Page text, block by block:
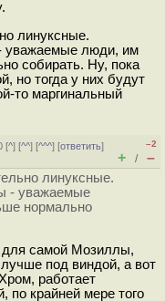
линуксные.
уважаемые люди, им
собирать. Ну, пока
но тогда у них будут
то маргинальный
[^] [^^] [^^^] [ответить]
–2
+ / –
линуксные.
- уважаемые
нормально
для самой Мозиллы,
под виндой, а вот
работает
по крайней мере того